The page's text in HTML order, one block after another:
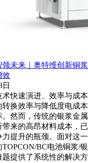
领未来｜奥特维创新铜
效
快速演进、效率与成
转换效率与降低度电成
。然而，传统的银浆金
带来的高昂材料成本，
力提升的瓶颈。面对这
BC电池铜浆/
提供了系统性的解决方